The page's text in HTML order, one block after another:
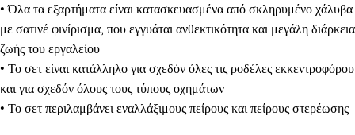
• Όλα τα εξαρτήματα είναι κατασκευασμένα από σκληρυμένο χάλυβα
με σατινέ φινίρισμα, που εγγυάται ανθεκτικότητα και μεγάλη διάρκεια
ζωής του εργαλείου
• Το σετ είναι κατάλληλο για σχεδόν όλες τις ροδέλες εκκεντροφόρου
και για σχεδόν όλους τους τύπους οχημάτων
• Το σετ περιλαμβάνει εναλλάξιμους πείρους και πείρους στερέωσης